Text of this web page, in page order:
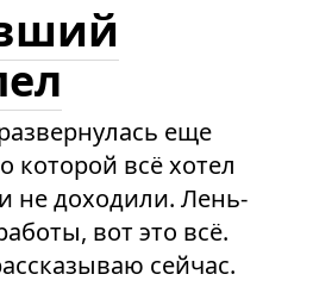
еще
которой всё хотел
не доходили. Лень-
вот это всё.
сейчас.